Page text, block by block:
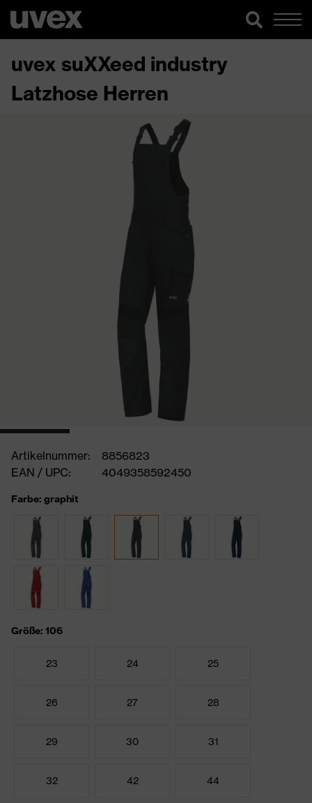
uvex suXXeed industry
Latzhose Herren
Artikelnummer:
8856823
EAN / UPC:
4049358592450
Farbe: graphit
Größe: 106
23 24 25
26 27 28
29 30 31
32 42 44